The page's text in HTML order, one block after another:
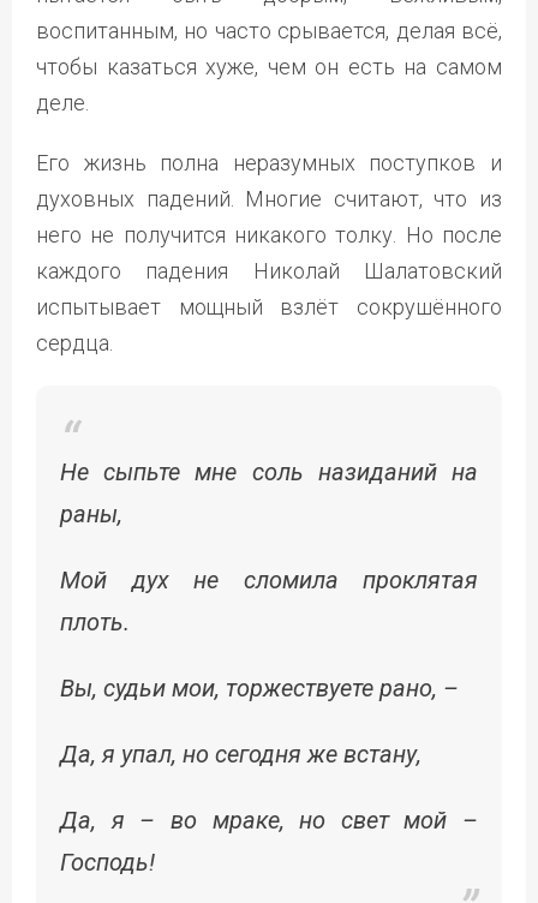
воспитанным, но часто срывается, делая всё,
чтобы казаться хуже, чем он есть на самом
деле.
Его жизнь полна неразумных поступков и
духовных падений. Многие считают, что из
него не получится никакого толку. Но после
каждого падения Николай Шалатовский
испытывает мощный взлёт сокрушённого
сердца.
Не сыпьте мне соль назиданий на
раны,
Мой дух не сломила проклятая
плоть.
Вы, судьи мои, торжествуете рано, –
Да, я упал, но сегодня же встану,
Да, я – во мраке, но свет мой –
Господь!